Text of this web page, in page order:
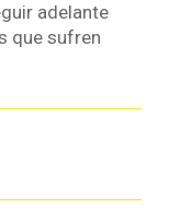
adelante
que sufren